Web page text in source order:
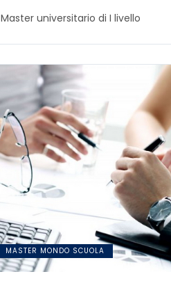
EMOTIVA
Master universitario di I livello
MASTER MONDO SCUOLA